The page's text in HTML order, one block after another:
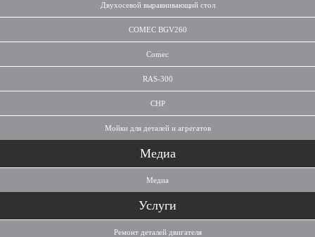
Двухосевой выравнивающий стол
COMEC BGV260
Comec
RAS-300
CHP
Мойки для деталей и агрегатов
Медиа
Медиа
Услуги
Ремонт деталей двигателя